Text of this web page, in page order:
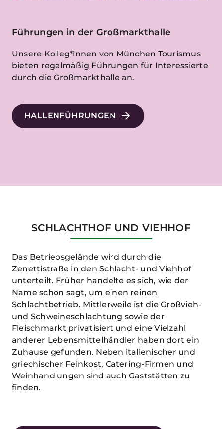
Führungen in der Großmarkthalle
Unsere Kolleg*innen von München Tourismus
bieten regelmäßig Führungen für Interessierte
durch die Großmarkthalle an.
HALLENFÜHRUNGEN
SCHLACHTHOF UND VIEHHOF
Das Betriebsgelände wird durch die
Zenettistraße in den Schlacht- und Viehhof
unterteilt. Früher handelte es sich, wie der
Name schon sagt, um einen reinen
Schlachtbetrieb. Mittlerweile ist die Großvieh-
und Schweineschlachtung sowie der
Fleischmarkt privatisiert und eine Vielzahl
anderer Lebensmittelhändler haben dort ein
Zuhause gefunden. Neben italienischer und
griechischer Feinkost, Catering-Firmen und
Weinhandlungen sind auch Gaststätten zu
finden.